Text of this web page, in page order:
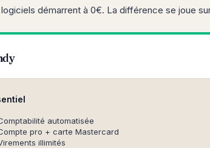
démarrent à 0€. La différence se joue
automatisée
pro + carte Mastercard
illimités